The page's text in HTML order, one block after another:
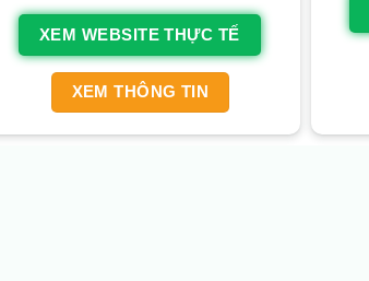
XEM WEBSITE THỰC TẾ
XEM THÔNG TIN